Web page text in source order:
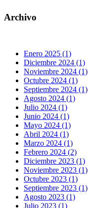
Archivo
Enero 2025 (1)
Diciembre 2024 (1)
Noviembre 2024 (1)
Octubre 2024 (1)
Septiembre 2024 (1)
Agosto 2024 (1)
Julio 2024 (1)
Junio 2024 (1)
Mayo 2024 (1)
Abril 2024 (1)
Marzo 2024 (1)
Febrero 2024 (2)
Diciembre 2023 (1)
Noviembre 2023 (1)
Octubre 2023 (1)
Septiembre 2023 (1)
Agosto 2023 (1)
Julio 2023 (1)